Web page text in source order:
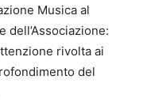
Musica al
rivolta ai
del